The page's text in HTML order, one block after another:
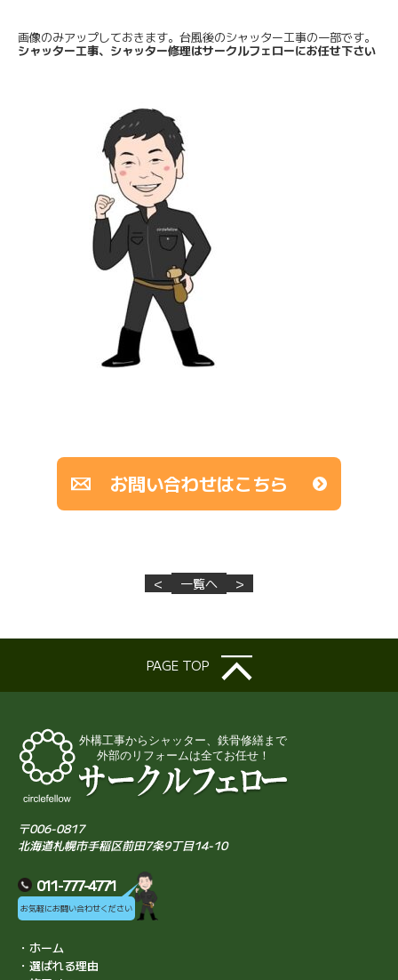
画像のみアップしておきます。台風後のシャッター工事の一部です。
シャッター工事、シャッター修理はサークルフェローにお任せ下さい
お問い合わせはこちら
< 一覧へ >
PAGE TOP
〒006-0817
北海道札幌市手稲区前田7条9丁目14-10
011-777-4771
お気軽にお問い合わせください
・ホーム
・選ばれる理由